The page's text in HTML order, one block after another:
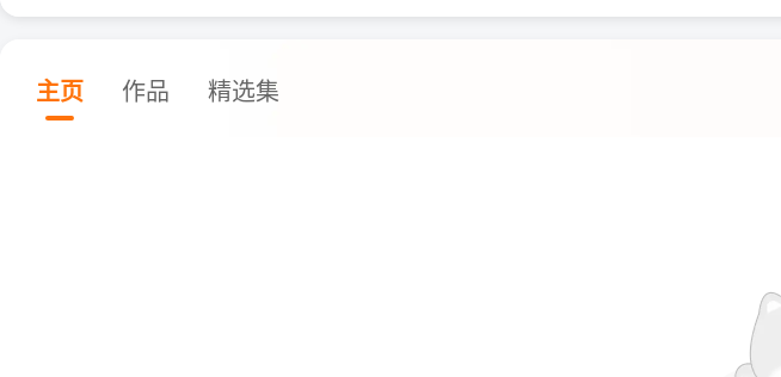
主页 作品 精选集